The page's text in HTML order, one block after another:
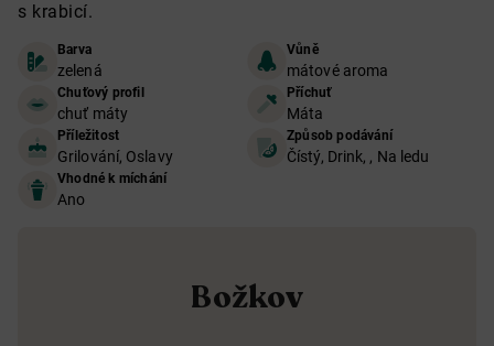
s krabicí.
Barva
zelená
Vůně
mátové aroma
Chuťový profil
chuť máty
Příchuť
Máta
Příležitost
Grilování, Oslavy
Způsob podávání
Čístý, Drink, , Na ledu
Vhodné k míchání
Ano
Božkov